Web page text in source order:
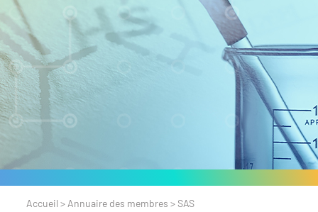
Accueil > Annuaire des membres > SAS